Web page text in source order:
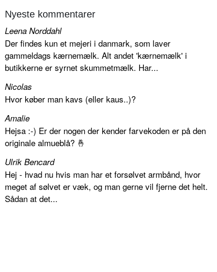
Nyeste kommentarer
Leena Norddahl
Der findes kun et mejeri i danmark, som laver
gammeldags kærnemælk. Alt andet 'kærnemælk' i
butikkerne er syrnet skummetmælk. Har...
Nicolas
Hvor køber man kavs (eller kaus..)?
Amalie
Hejsa :-) Er der nogen der kender farvekoden er på den
originale almueblå? 🤞
Ulrik Bencard
Hej - hvad nu hvis man har et forsølvet armbånd, hvor
meget af sølvet er væk, og man gerne vil fjerne det helt.
Sådan at det...